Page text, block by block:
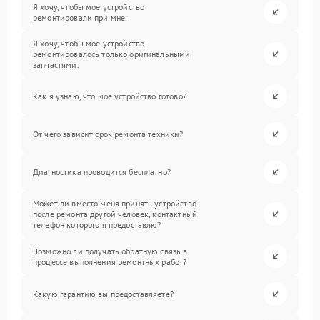
Я хочу, чтобы мое устройство
ремонтировали при мне.
Я хочу, чтобы мое устройство
ремонтировалось только оригинальными
запчастями.
Как я узнаю, что мое устройство готово?
От чего зависит срок ремонта техники?
Диагностика проводится бесплатно?
Может ли вместо меня принять устройство
после ремонта другой человек, контактный
телефон которого я предоставлю?
Возможно ли получать обратную связь в
процессе выполнения ремонтных работ?
Какую гарантию вы предоставляете?